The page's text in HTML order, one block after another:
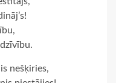
nešķiries,